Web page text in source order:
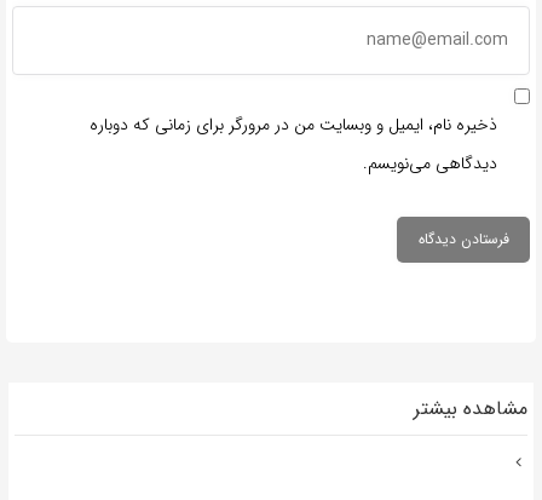
ذخیره نام، ایمیل و وبسایت من در مرورگر برای زمانی که دوباره
دیدگاهی می‌نویسم.
مشاهده بیشتر